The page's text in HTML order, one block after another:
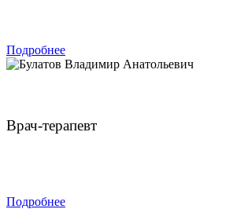
Подробнее
Врач-терапевт
Подробнее